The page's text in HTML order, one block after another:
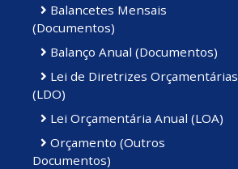
Balancetes Mensais
(Documentos)
Balanço Anual (Documentos)
Lei de Diretrizes Orçamentárias
(LDO)
Lei Orçamentária Anual (LOA)
Orçamento (Outros
Documentos)